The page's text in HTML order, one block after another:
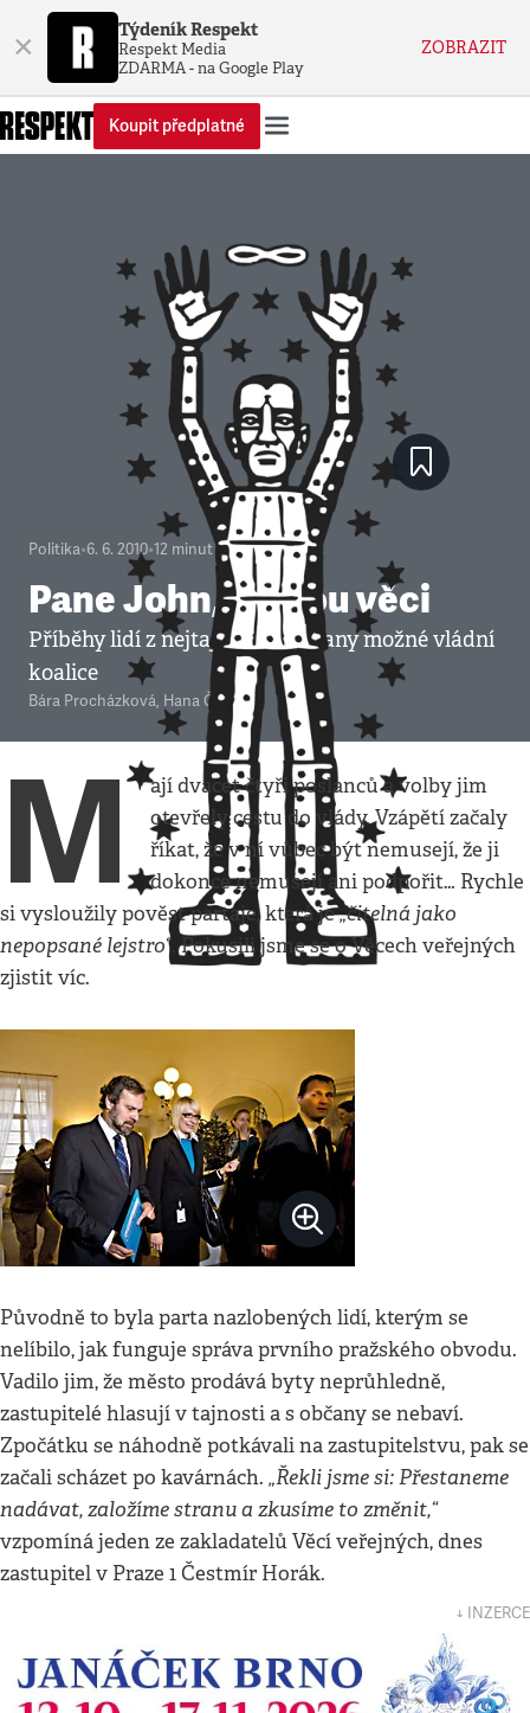
× Týdeník Respekt
Respekt Media
ZDARMA - na Google Play
ZOBRAZIT
Koupit předplatné
Politika•6. 6. 2010•12 minut
Pane John, to jsou věci
Příběhy lidí z nejtajemnější strany možné vládní
koalice
Bára Procházková, Hana Čápová
M
ají dvacet čtyři poslanců a volby jim
otevřely cestu do vlády. Vzápětí začaly
říkat, že v ní vůbec být nemusejí, že ji
dokonce nemusejí ani podpořit… Rychle
si vysloužily pověst partaje, která je„čitelná jako
nepopsané lejstro“ . Pokusili jsme se o Věcech veřejných
zjistit víc.
Původně to byla parta nazlobených lidí, kterým se
nelíbilo, jak funguje správa prvního pražského obvodu.
Vadilo jim, že město prodává byty neprůhledně,
zastupitelé hlasují v tajnosti a s občany se nebaví.
Zpočátku se náhodně potkávali na zastupitelstvu, pak se
začali scházet po kavárnách. „Řekli jsme si: Přestaneme
nadávat, založíme stranu a zkusíme to změnit,“
vzpomíná jeden ze zakladatelů Věcí veřejných, dnes
zastupitel v Praze 1 Čestmír Horák.
↓ INZERCE